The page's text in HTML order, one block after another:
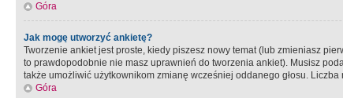
Góra
Jak mogę utworzyć ankietę?
Tworzenie ankiet jest proste, kiedy piszesz nowy temat (lub zmieniasz
to prawdopodobnie nie masz uprawnień do tworzenia ankiet). Musisz
także umożliwić użytkownikom zmianę wcześniej oddanego głosu.
Góra